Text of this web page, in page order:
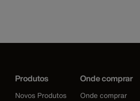
Produtos
Novos Produtos
Onde comprar
Onde comprar